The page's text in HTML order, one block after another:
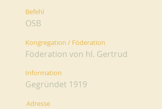
Befehl
OSB
Kongregation / Föderation
Föderation von hl. Gertrud
Information
Gegründet 1919
Adresse